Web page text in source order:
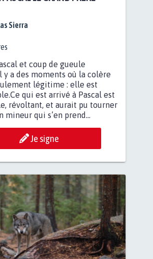
Sierra
et coup de gueule
y a des moments où la colère
légitime : elle est
qui est arrivé à Pascal est
révoltant, et aurait pu tourner
mineur qui s’en prend...
Je signe